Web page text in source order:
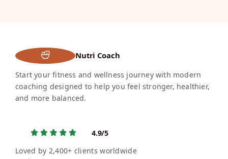
Nutri Coach
Start your fitness and wellness journey with modern
coaching designed to help you feel stronger, healthier,
and more balanced.
4.9/5
Loved by 2,400+ clients worldwide